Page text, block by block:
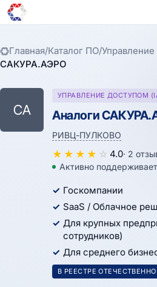
Главная/Каталог ПО/
САКУРА.АЭРО
СА
УПРАВЛЕНИЕ ДОСТУПОМ
Аналоги
РИВЦ-ПУЛКОВО
★ ★ ★ ★ ☆ 4.0· 2
Активно
Госкомпании
SaaS / Облачное
Для крупных
сотрудников)
Для среднего
В РЕЕСТРЕ